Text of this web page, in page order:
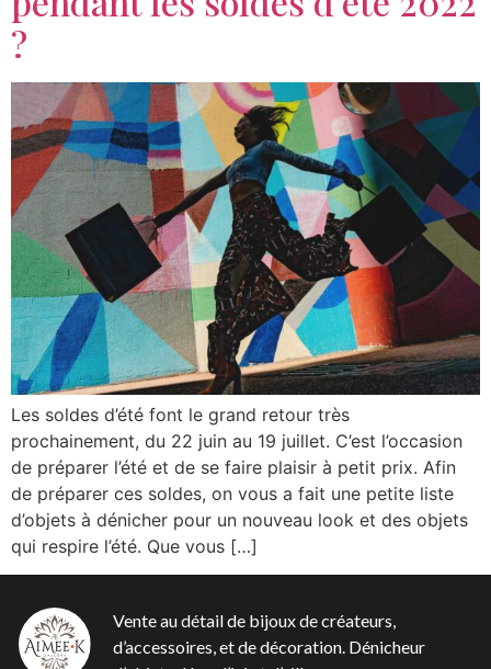
?
Les soldes d’été font le grand retour très
prochainement, du 22 juin au 19 juillet. C’est l’occasion
de préparer l’été et de se faire plaisir à petit prix. Afin
de préparer ces soldes, on vous a fait une petite liste
d’objets à dénicher pour un nouveau look et des objets
qui respire l’été. Que vous […]
Vente au détail de bijoux de créateurs,
d’accessoires, et de décoration. Dénicheur